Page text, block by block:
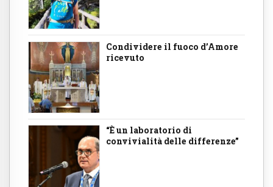
Condividere il fuoco d’Amore
ricevuto
“È un laboratorio di
convivialità delle differenze”